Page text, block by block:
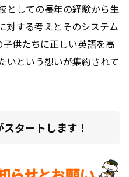
としての長年の経験から生
対する考えとそのシステム
供たちに正しい英語を高
いという想いが集約されて
タートします！